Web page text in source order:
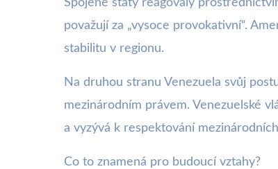
Spojené státy reagovaly
považují za „vysoce provokativní“.
stabilitu v regionu.
Na druhou stranu Venezuela svůj
mezinárodním právem. Venezuelské
a vyzývá k respektování
Co to znamená pro budoucí vztahy?